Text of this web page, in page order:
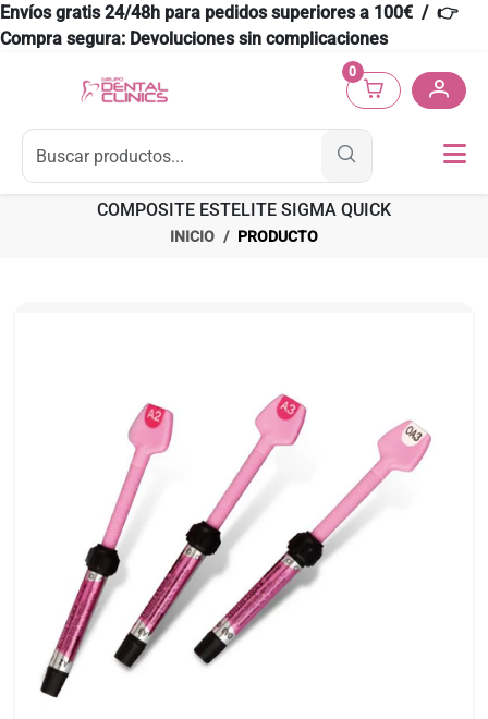
Envíos gratis 24/48h para pedidos superiores a 100€ / 👉
Compra segura: Devoluciones sin complicaciones
0
COMPOSITE ESTELITE SIGMA QUICK
INICIO PRODUCTO